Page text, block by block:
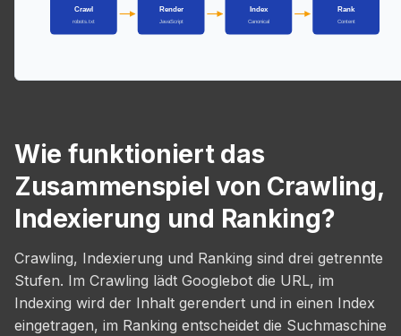
Crawl
robots.txt
Render
JavaScript
Index
Canonical
Rank
Content
Wie funktioniert das
Zusammenspiel von Crawling,
Indexierung und Ranking?
Crawling, Indexierung und Ranking sind drei getrennte
Stufen. Im Crawling lädt Googlebot die URL, im
Indexing wird der Inhalt gerendert und in einen Index
eingetragen, im Ranking entscheidet die Suchmaschine